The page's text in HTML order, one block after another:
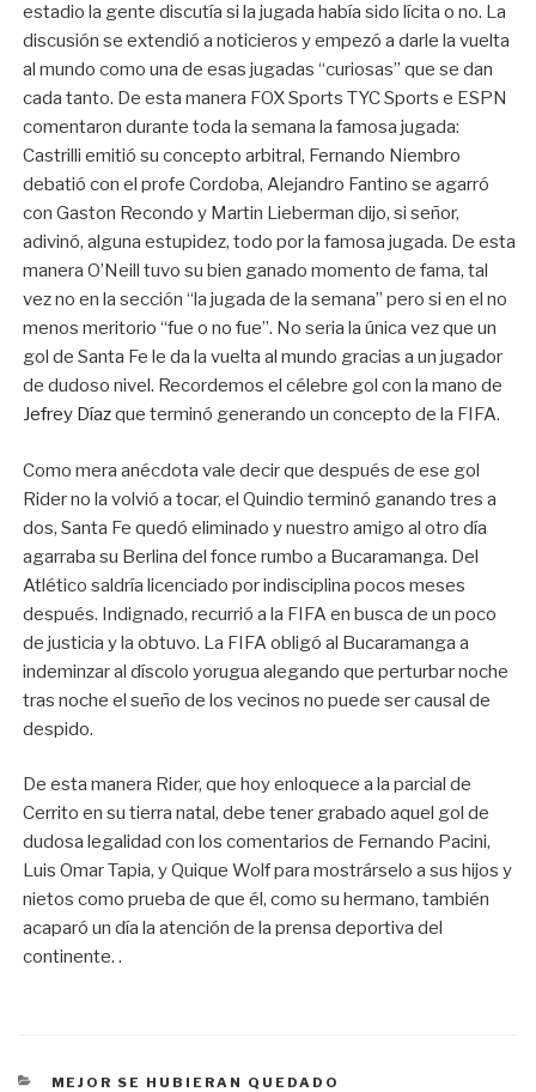
estadio la gente discutía si la jugada había sido lícita o no. La
discusión se extendió a noticieros y empezó a darle la vuelta
al mundo como una de esas jugadas “curiosas” que se dan
cada tanto. De esta manera FOX Sports TYC Sports e ESPN
comentaron durante toda la semana la famosa jugada:
Castrilli emitió su concepto arbitral, Fernando Niembro
debatió con el profe Cordoba, Alejandro Fantino se agarró
con Gaston Recondo y Martin Lieberman dijo, si señor,
adivinó, alguna estupidez, todo por la famosa jugada. De esta
manera O’Neill tuvo su bien ganado momento de fama, tal
vez no en la sección “la jugada de la semana” pero si en el no
menos meritorio “fue o no fue”. No seria la única vez que un
gol de Santa Fe le da la vuelta al mundo gracias a un jugador
de dudoso nivel. Recordemos el célebre gol con la mano de
Jefrey Díazque terminó generando un concepto de la FIFA.
Como mera anécdota vale decir que después de ese gol
Rider no la volvió a tocar, el Quindio terminó ganando tres a
dos, Santa Fe quedó eliminado y nuestro amigo al otro día
agarraba su Berlina del fonce rumbo a Bucaramanga. Del
Atlético saldría licenciado por indisciplina pocos meses
después. Indignado, recurrió a la FIFA en busca de un poco
de justicia y la obtuvo. La FIFA obligó al Bucaramanga a
indeminzar al díscolo yorugua alegando que perturbar noche
tras noche el sueño de los vecinos no puede ser causal de
despido.
De esta manera Rider, que hoy enloquece a la parcial de
Cerrito en su tierra natal, debe tener grabado aquel gol de
dudosa legalidad con los comentarios de Fernando Pacini,
Luis Omar Tapia, y Quique Wolf para mostrárselo a sus hijos y
nietos como prueba de que él, como su hermano, también
acaparó un día la atención de la prensa deportiva del
continente. .
CATEGORÍAS
MEJOR SE HUBIERAN QUEDADO